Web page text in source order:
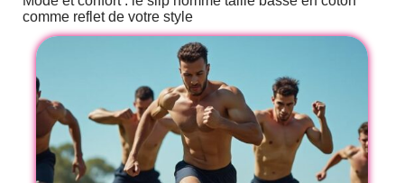
comme reflet de votre style